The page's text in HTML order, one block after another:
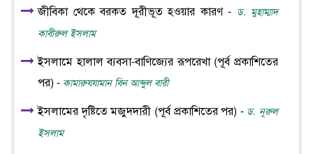
জীবিকা থেকে বরকত দূরীভূত হওয়ার কারণ - ড. মুহাম্মাদ
কাবীরুল ইসলাম
ইসলামে হালাল ব্যবসা-বাণিজ্যের রূপরেখা (পূর্ব প্রকাশিতের
পর) - কামারুযযামান বিন আব্দুল বারী
ইসলামের দৃষ্টিতে মজুদদারী (পূর্ব প্রকাশিতের পর) - ড. নূরুল
ইসলাম